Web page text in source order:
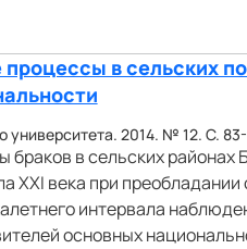
в сельских
университета. 2014. № 12. С.
в сельских районах
XXI века при
интервала
основных